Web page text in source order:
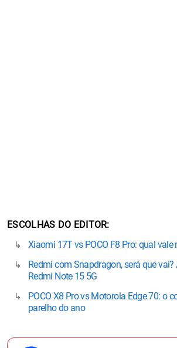
ESCOLHAS DO EDITOR
Xiaomi 17T vs POCO F8 Pro: qual vale
Redmi com Snapdragon, será que vai?
Redmi Note 15 5G
POCO X8 Pro vs Motorola Edge 70: o
parelho do ano